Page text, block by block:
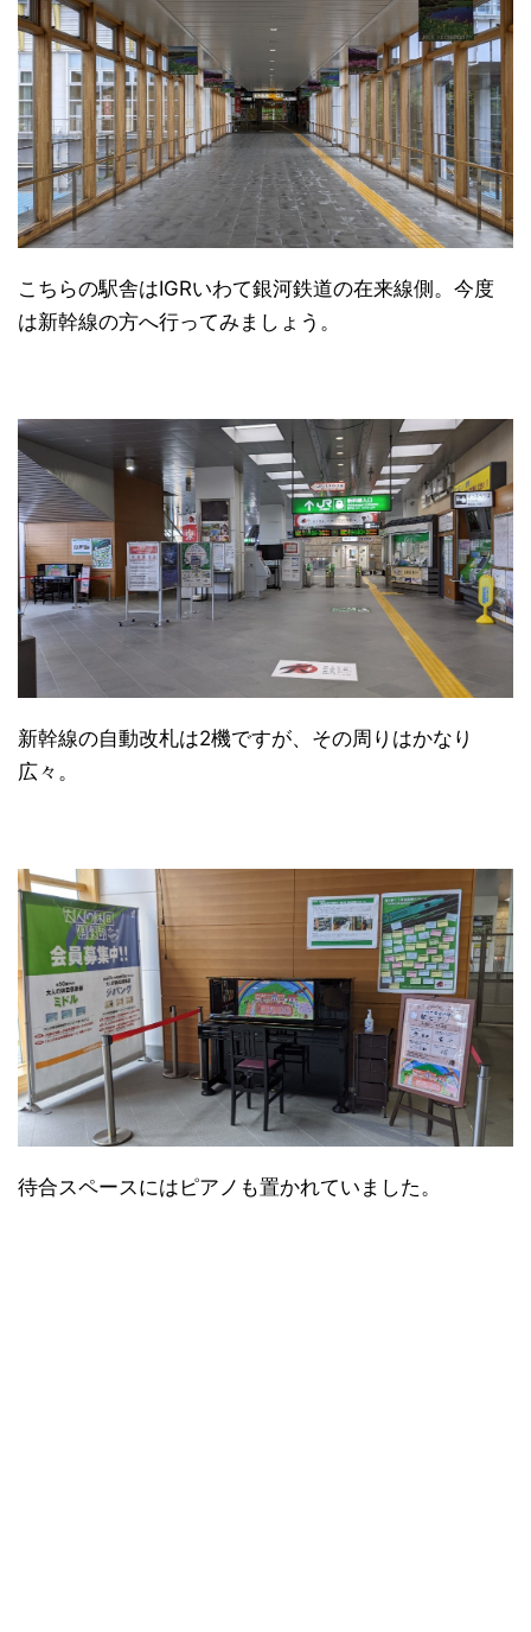
こちらの駅舎はIGRいわて銀河鉄道の在来線側。今度
は新幹線の方へ行ってみましょう。
新幹線の自動改札は2機ですが、その周りはかなり
広々。
待合スペースにはピアノも置かれていました。